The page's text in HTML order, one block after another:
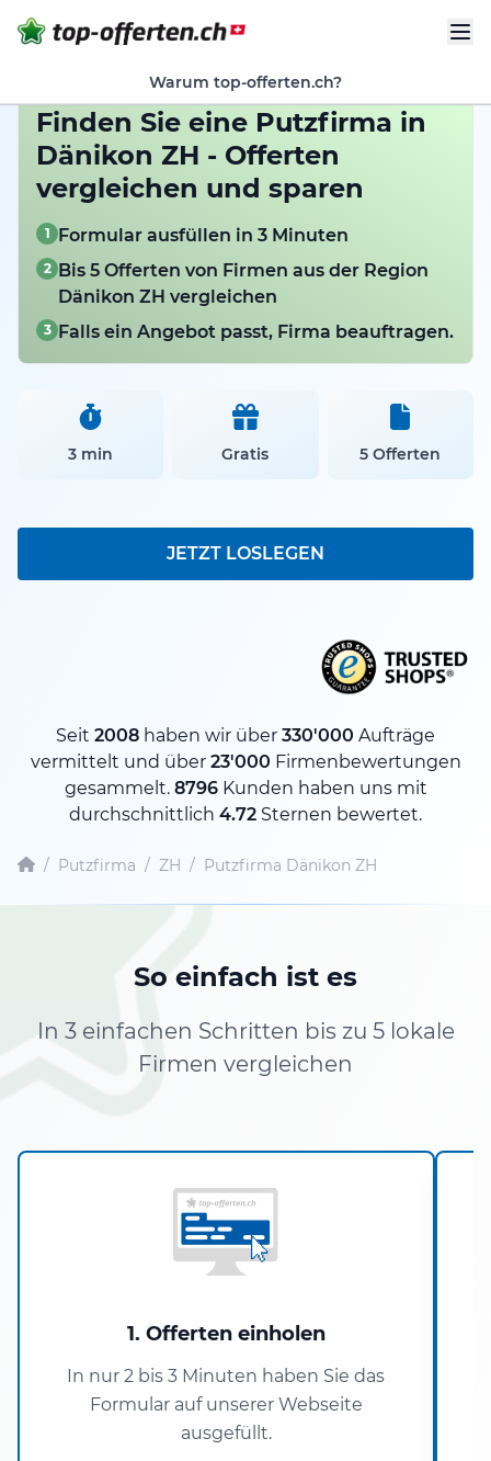
Warum top-offerten.ch?
Finden Sie eine Putzfirma in
Dänikon ZH - Offerten
vergleichen und sparen
1 Formular ausfüllen in 3 Minuten
2 Bis 5 Offerten von Firmen aus der Region
Dänikon ZH vergleichen
3 Falls ein Angebot passt, Firma beauftragen.
3 min Gratis 5 Offerten
JETZT LOSLEGEN
Seit 2008 haben wir über 330'000 Aufträge
vermittelt und über 23'000 Firmenbewertungen
gesammelt. 8796Kunden haben uns mit
durchschnittlich 4.72 Sternen bewertet.
/ Putzfirma / ZH / Putzfirma Dänikon ZH
So einfach ist es
In 3 einfachen Schritten bis zu 5 lokale
Firmen vergleichen
1. Offerten einholen
In nur 2 bis 3 Minuten haben Sie das
Formular auf unserer Webseite
ausgefüllt.